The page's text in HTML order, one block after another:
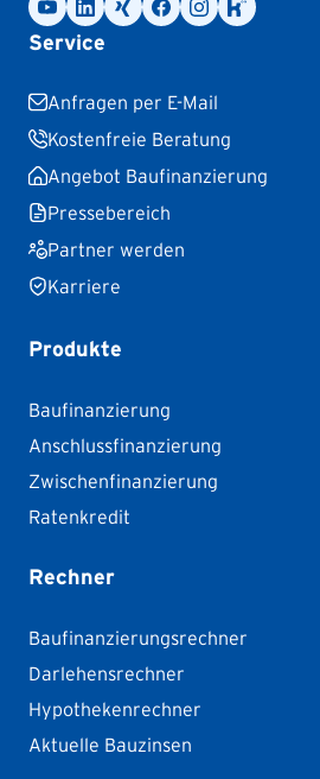
Service
Anfragen per E-Mail
Kostenfreie Beratung
Angebot Baufinanzierung
Pressebereich
Partner werden
Karriere
Produkte
Baufinanzierung
Anschlussfinanzierung
Zwischenfinanzierung
Ratenkredit
Rechner
Baufinanzierungsrechner
Darlehensrechner
Hypothekenrechner
Aktuelle Bauzinsen